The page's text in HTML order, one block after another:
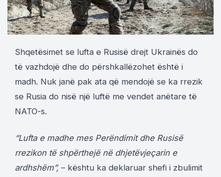
Shqetësimet se lufta e Rusisë drejt Ukrainës do
të vazhdojë dhe do përshkallëzohet është i
madh. Nuk janë pak ata që mendojë se ka rrezik
se Rusia do nisë një luftë me vendet anëtare të
NATO-s.
“Lufta e madhe mes Perëndimit dhe Rusisë
rrezikon të shpërthejë në dhjetëvjeçarin e
ardhshëm”, – kështu ka deklaruar shefi i zbulimit